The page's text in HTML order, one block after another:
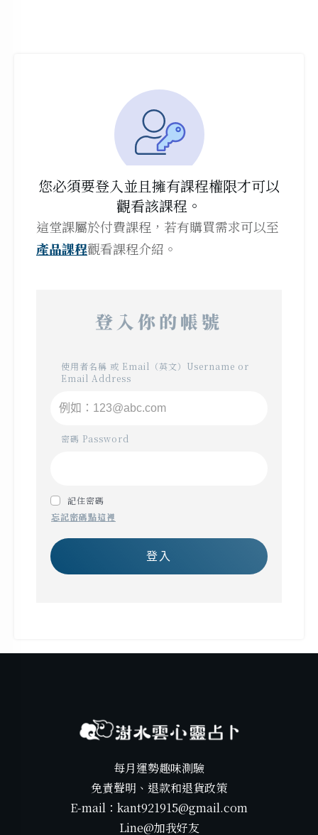
您必須要登入並且擁有課程權限才可以
觀看該課程。
這堂課屬於付費課程，若有購買需求可以至
產品課程觀看課程介紹。
登入你的帳號
使用者名稱 或 Email（英文）Username or
Email Address
密碼 Password
記住密碼
忘記密碼點這裡
登入
每月運勢趣味測驗
免責聲明、退款和退貨政策
E-mail：kant921915@gmail.com
Line@加我好友